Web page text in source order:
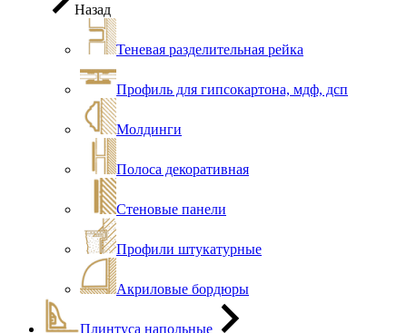
Назад
Теневая разделительная рейка
Профиль для гипсокартона, мдф, дсп
Молдинги
Полоса декоративная
Стеновые панели
Профили штукатурные
Акриловые бордюры
Плинтуса напольные